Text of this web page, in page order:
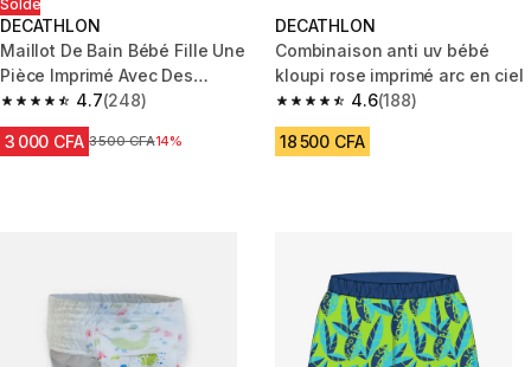
Solde
DECATHLON
Maillot De Bain Bébé Fille Une
Pièce Imprimé Avec Des
Volants
4.7
4.7 out of 5 stars from 248 reviews
(248)
3 000 CFA Prix avant réduction
3 500 CFA14%
DECATHLON
Combinaison anti uv bébé
kloupi rose imprimé arc en ciel
4.6
4.6 out of 5 stars from 188
(188)
18 500 CFA